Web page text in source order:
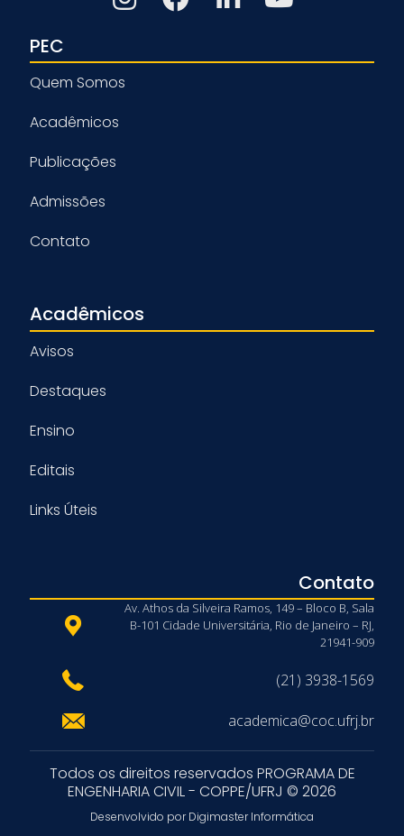
PEC
Quem Somos
Acadêmicos
Publicações
Admissões
Contato
Acadêmicos
Avisos
Destaques
Ensino
Editais
Links Úteis
Contato
Av. Athos da Silveira Ramos, 149 – Bloco B, Sala
B-101 Cidade Universitária, Rio de Janeiro – RJ,
21941-909
(21) 3938-1569
academica@coc.ufrj.br
Todos os direitos reservados PROGRAMA DE
ENGENHARIA CIVIL - COPPE/UFRJ © 2026
Desenvolvido por Digimaster Informática